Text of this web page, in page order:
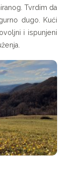
Tvrdim da
dugo. Kući
i ispunjeni